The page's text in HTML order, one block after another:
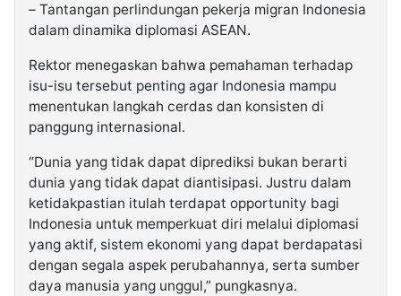
– Tantangan perlindungan pekerja migran Indonesia
dalam dinamika diplomasi ASEAN.
Rektor menegaskan bahwa pemahaman terhadap
isu-isu tersebut penting agar Indonesia mampu
menentukan langkah cerdas dan konsisten di
panggung internasional.
“Dunia yang tidak dapat diprediksi bukan berarti
dunia yang tidak dapat diantisipasi. Justru dalam
ketidakpastian itulah terdapat opportunity bagi
Indonesia untuk memperkuat diri melalui diplomasi
yang aktif, sistem ekonomi yang dapat berdapatasi
dengan segala aspek perubahannya, serta sumber
daya manusia yang unggul,” pungkasnya.